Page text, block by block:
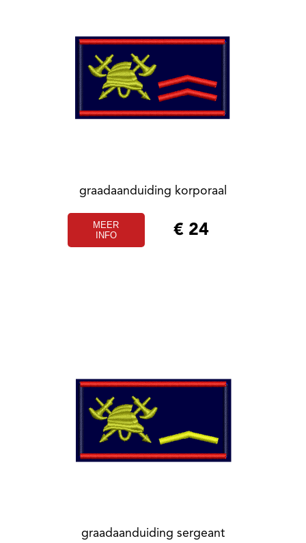
graadaanduiding korporaal
MEER
INFO
€ 24
graadaanduiding sergeant